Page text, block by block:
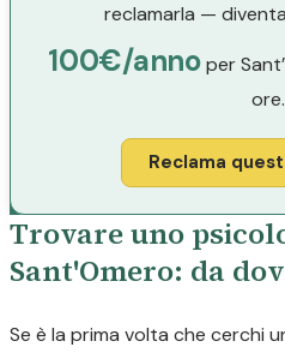
reclamarla —
100€/annoper
ore.
Reclama
Trovare uno
Sant'Omero: da
Se è la prima volta che cerchi